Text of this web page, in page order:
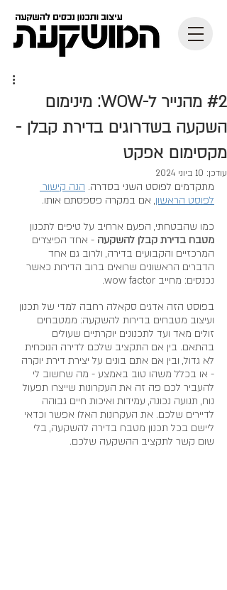
#2 מהנייר ל-WOW: מינימום
השקעה בשדרוגים בדירת קבלן -
מקסימום אפקט
עודכן: 10 ביוני 2024
מתקדמים לפוסט השני בסדרה. הנה קישור
לפוסט הראשון, אם במקרה פספסתם אותו.
כמו שהבטחתי, הפעם ארחיב על טיפים לתכנון
מטבח בדירת קבלן להשקעה - אחד הפיצ׳רים
המרכזיים והקבועים בדירה, ולרוב גם אחד
הדברים הראשונים שרואים ברוב הדירות כאשר
נכנסים: מחייב wow factor.
בפוסט הזה אדגים סקאלה רחבה למדי של תכנון
ועיצוב מטבחים בדירות להשקעה: ממטבחים
זולים מאד ועד לתכנונים יוקרתיים שעולים
בהתאם. בין אם התקציב שלכם לדירה הנוכחית
לא גדול, ובין אם אתם בונים על יצירת דירת יוקרה
- או בכלל משהו טוב באמצע - מה שחשוב לי
להעביר לכם פה זה את העקרונות שייצרו תפעול
נוח, תנועה נכונה, עמידות ואיכות חיים גבוהה
לדיירים שלכם. את העקרונות האלו אפשר וכדאי
ליישם בכל תכנון מטבח בדירה להשקעה, בלי
שום קשר לתקציב ההשקעה שלכם.